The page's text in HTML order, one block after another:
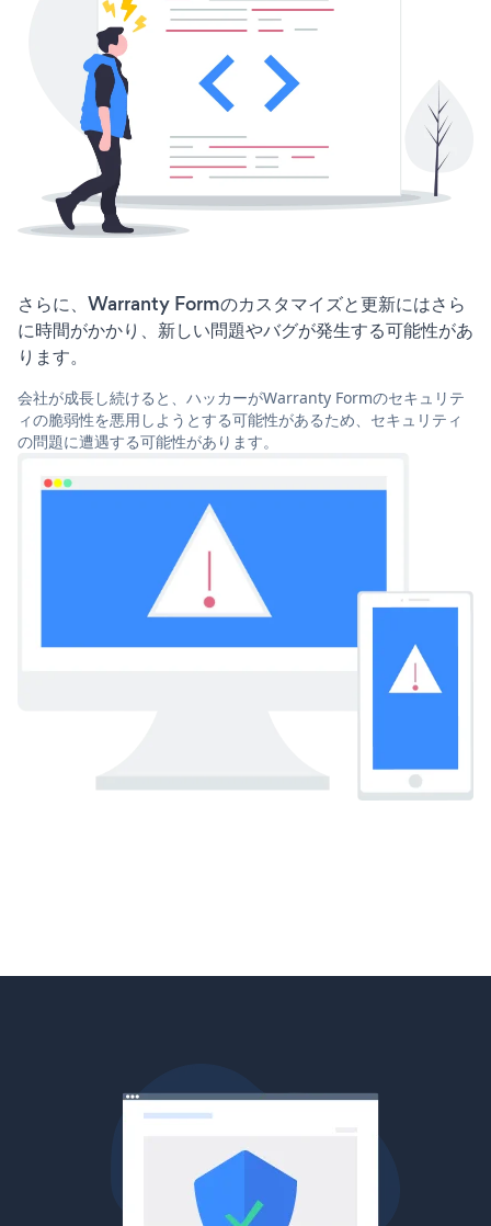
さらに、Warranty Formのカスタマイズと更新にはさら
に時間がかかり、新しい問題やバグが発生する可能性があ
ります。
会社が成長し続けると、ハッカーがWarranty Formのセキュリテ
ィの脆弱性を悪用しようとする可能性があるため、セキュリティ
の問題に遭遇する可能性があります。